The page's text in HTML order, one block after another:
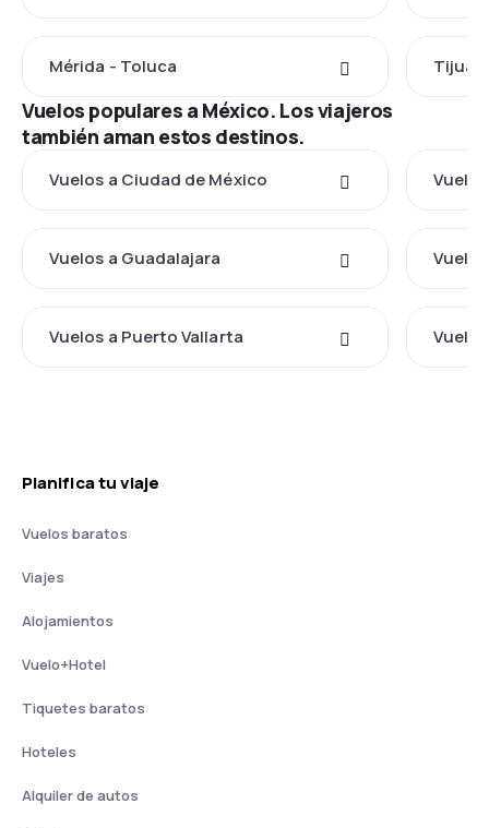
Mérida - Toluca
Vuelos populares a México. Los viajeros
también aman estos destinos.
Vuelos a Ciudad de México
Vuelos a Guadalajara
Vuelos a Puerto Vallarta
Planifica tu viaje
Vuelos baratos
Viajes
Alojamientos
Vuelo+Hotel
Tiquetes baratos
Hoteles
Alquiler de autos